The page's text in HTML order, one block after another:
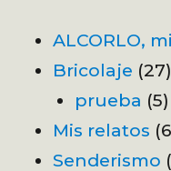
ALCORLO,
Bricolaje (27)
prueba (5)
Mis relatos
Senderismo